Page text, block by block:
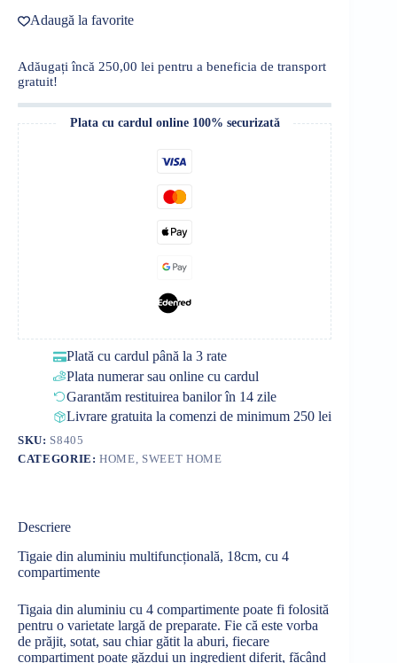
Adaugă la favorite
Adăugați încă 250,00 lei pentru a beneficia de transport
gratuit!
Plata cu cardul online 100% securizată
Plată cu cardul până la 3 rate
Plata numerar sau online cu cardul
Garantăm restituirea banilor în 14 zile
Livrare gratuita la comenzi de minimum 250 lei
SKU: S8405
CATEGORIE:HOME, SWEET HOME
Descriere
Tigaie din aluminiu multifuncțională, 18cm, cu 4
compartimente
Tigaia din aluminiu cu 4 compartimente poate fi folosită
pentru o varietate largă de preparate. Fie că este vorba
de prăjit, sotat, sau chiar gătit la aburi, fiecare
compartiment poate găzdui un ingredient diferit, făcând